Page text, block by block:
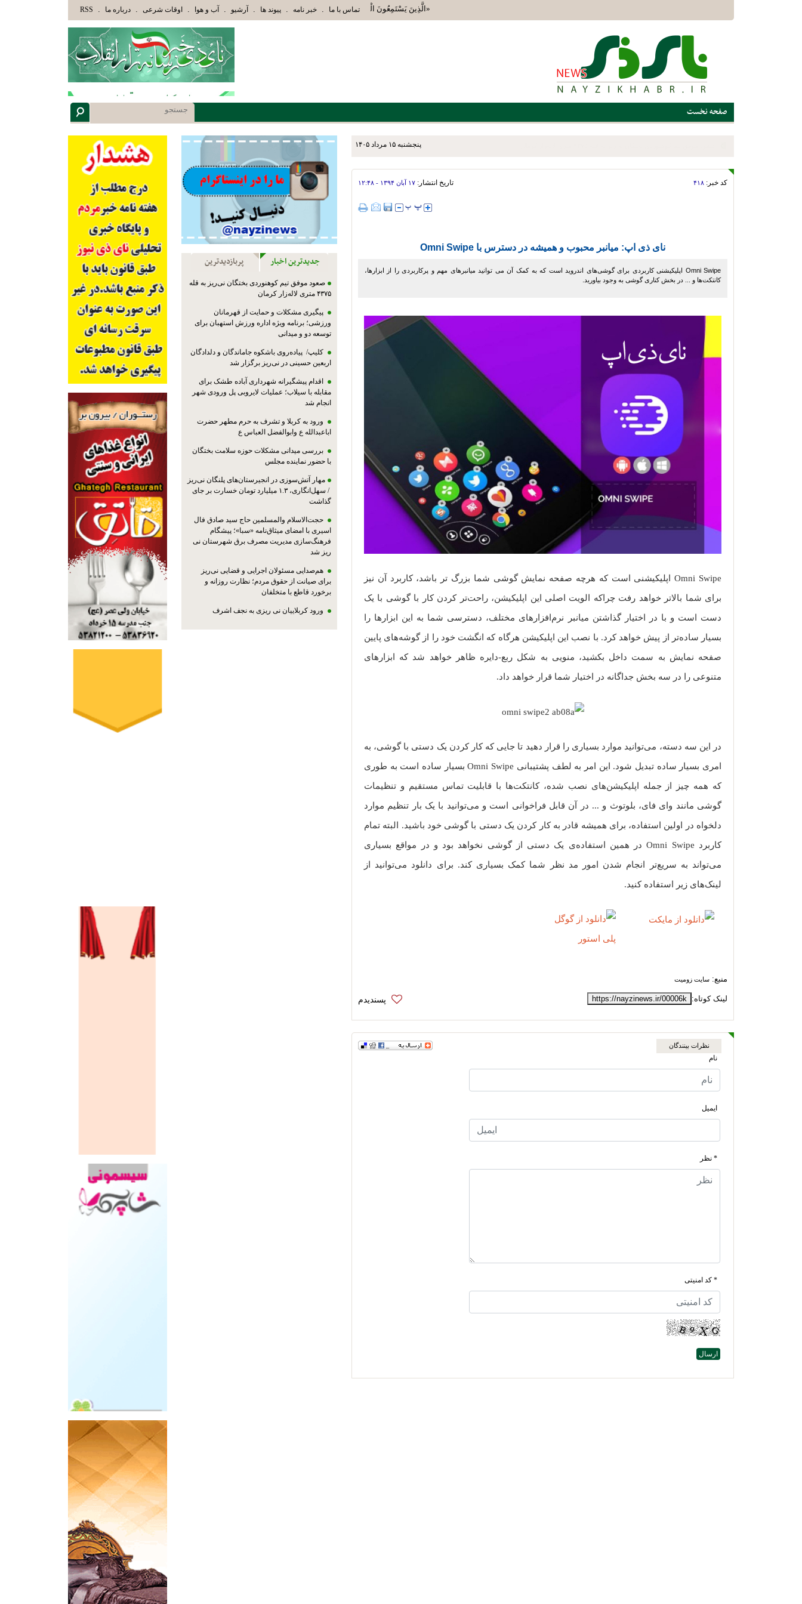
«الَّذِينَ يَسْتَمِعُونَ الْقَوْلَ فَيَتَّبِعُونَ أَحْسَنَهُ أُوْلَئِكَ الَّذِينَ هَدَاهُمُ اللَّهُ وَأُوْلَئِكَ هُمْ أُوْلُوا الْأَلْبَابِ» عاقلان هدایت یافته،حرفها را میشنوند و سپس
تماس با ما . خبر نامه . پیوند ها . آرشیو . آب و هوا . اوقات شرعی . درباره ما .
RSS
صفحه نخست
پنجشنبه ۱۵ مرداد ۱۴۰۵
کد خبر: ۴۱۸ تاریخ انتشار: ۱۷ آبان ۱۳۹۴ - ۱۲:۴۸
نای ذی اپ: میانبر محبوب و همیشه در دسترس با Omni Swipe
Omni Swipe اپلیکیشنی کاربردی برای گوشی‌های اندروید است که به کمک آن می توانید میانبرهای مهم و پرکاربردی را از ابزارها،
کانتکت‌ها و ... در بخش کناری گوشی به وجود بیاورید.
Omni Swipe اپلیکیشنی است که هرچه صفحه نمایش گوشی شما بزرگ تر باشد، کاربرد آن نیز
برای شما بالاتر خواهد رفت چراکه الویت اصلی این اپلیکیشن، راحت‌تر کردن کار با گوشی با یک
دست است و با در اختیار گذاشتن میانبر نرم‌افزارهای مختلف، دسترسی شما به این ابزارها را
بسیار ساده‌تر از پیش خواهد کرد. با نصب این اپلیکیشن هرگاه که انگشت خود را از گوشه‌های پایین
صفحه نمایش به سمت داخل بکشید، منویی به شکل ربع-دایره ظاهر خواهد شد که ابزارهای
متنوعی را در سه بخش جداگانه در اختیار شما قرار خواهد داد.
در این سه دسته، می‌توانید موارد بسیاری را قرار دهید تا جایی که کار کردن یک دستی با گوشی، به
امری بسیار ساده تبدیل شود. این امر به لطف پشتیبانی Omni Swipe بسیار ساده است به طوری
که همه چیز از جمله اپلیکیشن‌های نصب شده، کانتکت‌ها با قابلیت تماس مستقیم و تنظیمات
گوشی مانند وای فای، بلوتوث و ... در آن قابل فراخوانی است و می‌توانید با یک بار تنظیم موارد
دلخواه در اولین استفاده‌، برای همیشه قادر به کار کردن یک دستی با گوشی خود باشید. البته تمام
کاربرد Omni Swipe در همین استفاده‌ی یک دستی از گوشی نخواهد بود و در مواقع بسیاری
می‌تواند به سریع‌تر انجام شدن امور مد نظر شما کمک بسیاری کند. برای دانلود می‌توانید از
لینک‌های زیر استفاده کنید.
منبع: سایت زومیت
لینک کوتاه: https://nayzinews.ir/00006k
نظرات بینندگان
نام
ایمیل
* نظر
* کد امنیتی
جدیدترین اخبار پربازدیدترین
صعود موفق تیم کوهنوردی بختگان نی‌ریز به قله
۴۳۷۵ متری لاله‌زار کرمان
پیگیری مشکلات و حمایت از قهرمانان
ورزشی؛ برنامه ویژه اداره ورزش استهبان برای
توسعه دو و میدانی
کلیپ/ پیاده‌روی باشکوه جاماندگان و دلدادگان
اربعین حسینی در نی‌ریز برگزار شد
اقدام پیشگیرانه شهرداری آباده طشک برای
مقابله با سیلاب؛ عملیات لایروبی پل ورودی شهر
انجام شد
ورود به کربلا و تشرف به حرم مطهر حضرت
اباعبدالله ع وابوالفضل العباس ع
بررسی میدانی مشکلات حوزه سلامت بختگان
با حضور نماینده مجلس
مهار آتش‌سوزی در انجیرستان‌های پلنگان نی‌ریز
/ سهل‌انگاری، ۱.۳ میلیارد تومان خسارت بر جای
گذاشت
حجت‌الاسلام والمسلمین حاج سید صادق فال
اسیری با امضای میثاق‌نامه «سبا»؛ پیشگام
فرهنگ‌سازی مدیریت مصرف برق شهرستان نی
ریز شد
هم‌صدایی مسئولان اجرایی و قضایی نی‌ریز
برای صیانت از حقوق مردم؛ نظارت روزانه و
برخورد قاطع با متخلفان
ورود کربلاییان نی ریزی به نجف اشرف